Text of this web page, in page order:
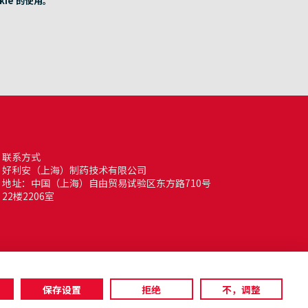
联系方式
好利安（上海）制药技术有限公司
地址：中国（上海）自由贸易试验区东方路710号
22楼2206室
保存设置 拒绝 不，调整